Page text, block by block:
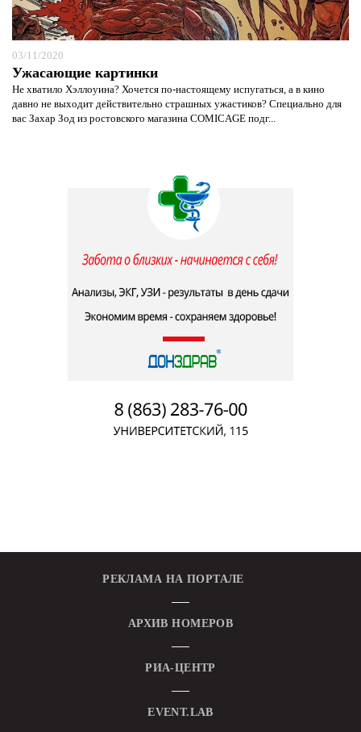
03/11/2020
Ужасающие картинки
Не хватило Хэллоуина? Хочется по-настоящему испугаться, а в кино
давно не выходит действительно страшных ужастиков? Специально для
вас Захар Зод из ростовского магазина COMICAGE подг...
РЕКЛАМА НА ПОРТАЛЕ
АРХИВ НОМЕРОВ
РИА-ЦЕНТР
EVENT.LAB